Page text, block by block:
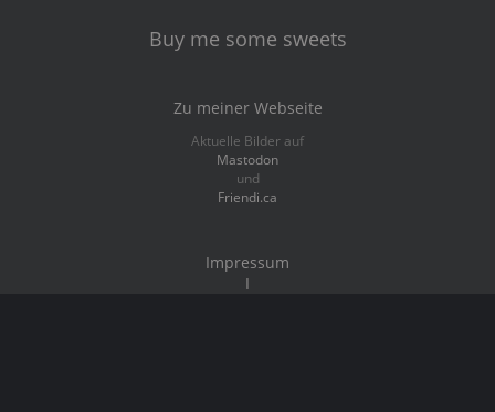
Buy me some sweets
Zu meiner Webseite
Aktuelle Bilder auf
Mastodon
und
Friendi.ca
Impressum
I